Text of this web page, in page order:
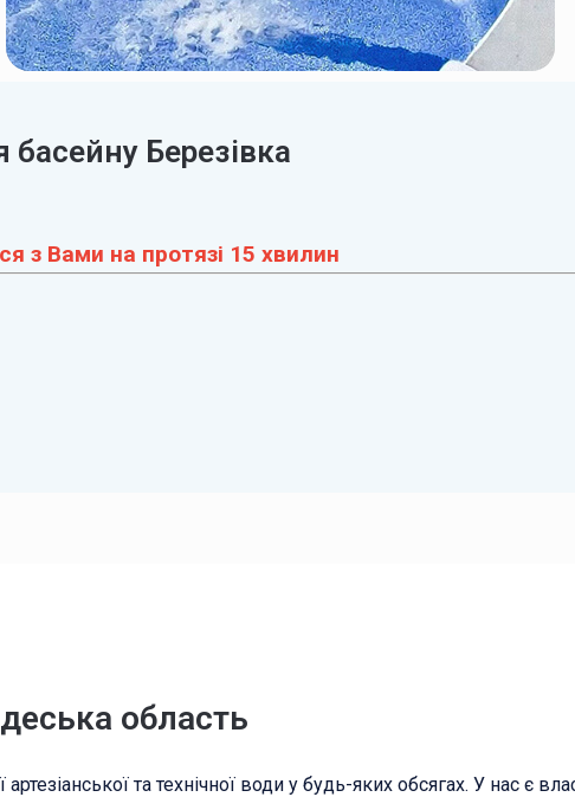
басейну Березівка
з Вами на протязі 15 хвилин
область
та технічної води у будь-яких обсягах. У нас є